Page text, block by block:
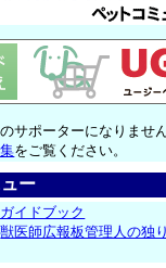
サポーターになりません
をご覧ください。
ー
イドブック
獣医師広報板管理人の独